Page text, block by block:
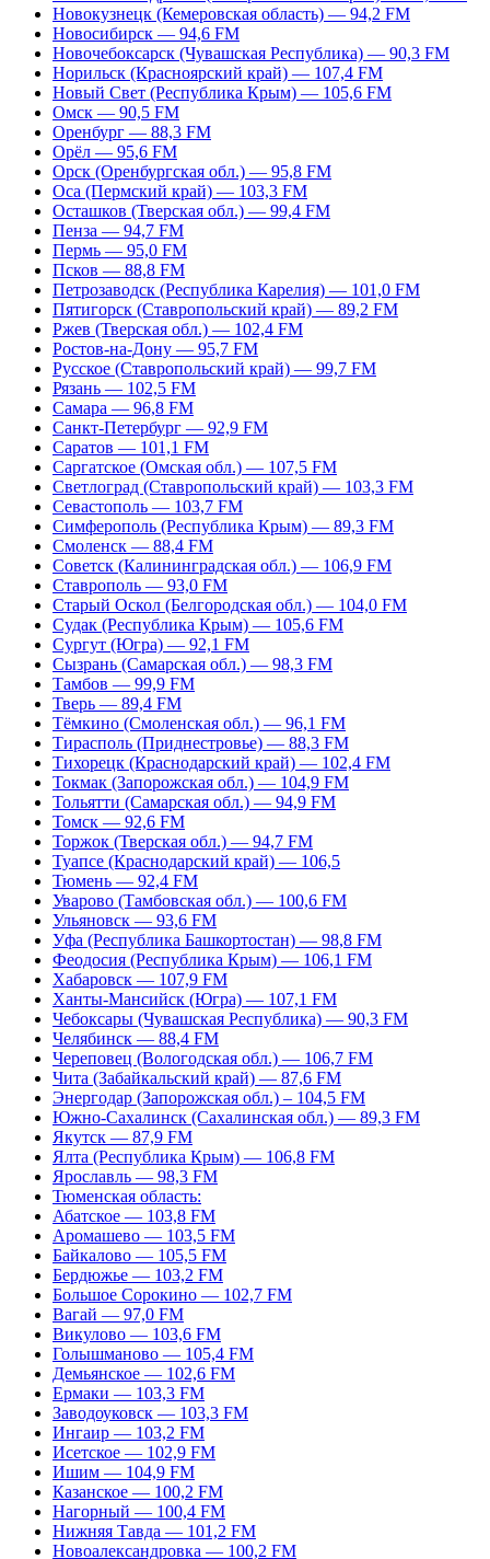
Новокузнецк (Кемеровская область) — 94,2 FM
Новосибирск — 94,6 FM
Новочебоксарск (Чувашская Республика) — 90,3 FM
Норильск (Красноярский край) — 107,4 FM
Новый Свет (Республика Крым) — 105,6 FM
Омск — 90,5 FM
Оренбург — 88,3 FM
Орёл — 95,6 FM
Орск (Оренбургская обл.) — 95,8 FM
Оса (Пермский край) — 103,3 FM
Осташков (Тверская обл.) — 99,4 FM
Пенза — 94,7 FM
Пермь — 95,0 FM
Псков — 88,8 FM
Петрозаводск (Республика Карелия) — 101,0 FM
Пятигорск (Ставропольский край) — 89,2 FM
Ржев (Тверская обл.) — 102,4 FM
Ростов-на-Дону — 95,7 FM
Русское (Ставропольский край) — 99,7 FM
Рязань — 102,5 FM
Самара — 96,8 FM
Санкт-Петербург — 92,9 FM
Саратов — 101,1 FM
Саргатское (Омская обл.) — 107,5 FM
Светлоград (Ставропольский край) — 103,3 FM
Севастополь — 103,7 FM
Симферополь (Республика Крым) — 89,3 FM
Смоленск — 88,4 FM
Советск (Калининградская обл.) — 106,9 FM
Ставрополь — 93,0 FM
Старый Оскол (Белгородская обл.) — 104,0 FM
Судак (Республика Крым) — 105,6 FM
Сургут (Югра) — 92,1 FM
Сызрань (Самарская обл.) — 98,3 FM
Тамбов — 99,9 FM
Тверь — 89,4 FM
Тёмкино (Смоленская обл.) — 96,1 FM
Тирасполь (Приднестровье) — 88,3 FM
Тихорецк (Краснодарский край) — 102,4 FM
Токмак (Запорожская обл.) — 104,9 FM
Тольятти (Самарская обл.) — 94,9 FM
Томск — 92,6 FM
Торжок (Тверская обл.) — 94,7 FM
Туапсе (Краснодарский край) — 106,5
Тюмень — 92,4 FM
Уварово (Тамбовская обл.) — 100,6 FM
Ульяновск — 93,6 FM
Уфа (Республика Башкортостан) — 98,8 FM
Феодосия (Республика Крым) — 106,1 FM
Хабаровск — 107,9 FM
Ханты-Мансийск (Югра) — 107,1 FM
Чебоксары (Чувашская Республика) — 90,3 FM
Челябинск — 88,4 FM
Череповец (Вологодская обл.) — 106,7 FM
Чита (Забайкальский край) — 87,6 FM
Энергодар (Запорожская обл.) – 104,5 FM
Южно-Сахалинск (Сахалинская обл.) — 89,3 FM
Якутск — 87,9 FM
Ялта (Республика Крым) — 106,8 FM
Ярославль — 98,3 FM
Тюменская область:
Абатское — 103,8 FM
Аромашево — 103,5 FM
Байкалово — 105,5 FM
Бердюжье — 103,2 FM
Большое Сорокино — 102,7 FM
Вагай — 97,0 FM
Викулово — 103,6 FM
Голышманово — 105,4 FM
Демьянское — 102,6 FM
Ермаки — 103,3 FM
Заводоуковск — 103,3 FM
Ингаир — 103,2 FM
Исетское — 102,9 FM
Ишим — 104,9 FM
Казанское — 100,2 FM
Нагорный — 100,4 FM
Нижняя Тавда — 101,2 FM
Новоалександровка — 100,2 FM